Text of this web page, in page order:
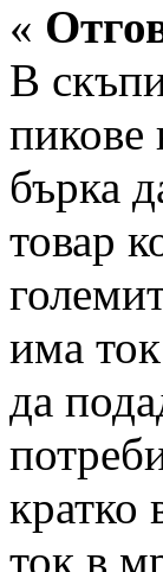
«
В
пикове
бърка
товар
има
да
кратко
ток в